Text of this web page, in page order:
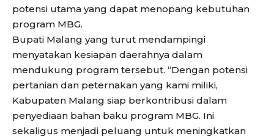
potensi utama yang dapat menopang kebutuhan
program MBG.
Bupati Malang yang turut mendampingi
menyatakan kesiapan daerahnya dalam
mendukung program tersebut. “Dengan potensi
pertanian dan peternakan yang kami miliki,
Kabupaten Malang siap berkontribusi dalam
penyediaan bahan baku program MBG. Ini
sekaligus menjadi peluang untuk meningkatkan